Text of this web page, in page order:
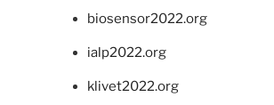
biosensor2022.org
ialp2022.org
klivet2022.org